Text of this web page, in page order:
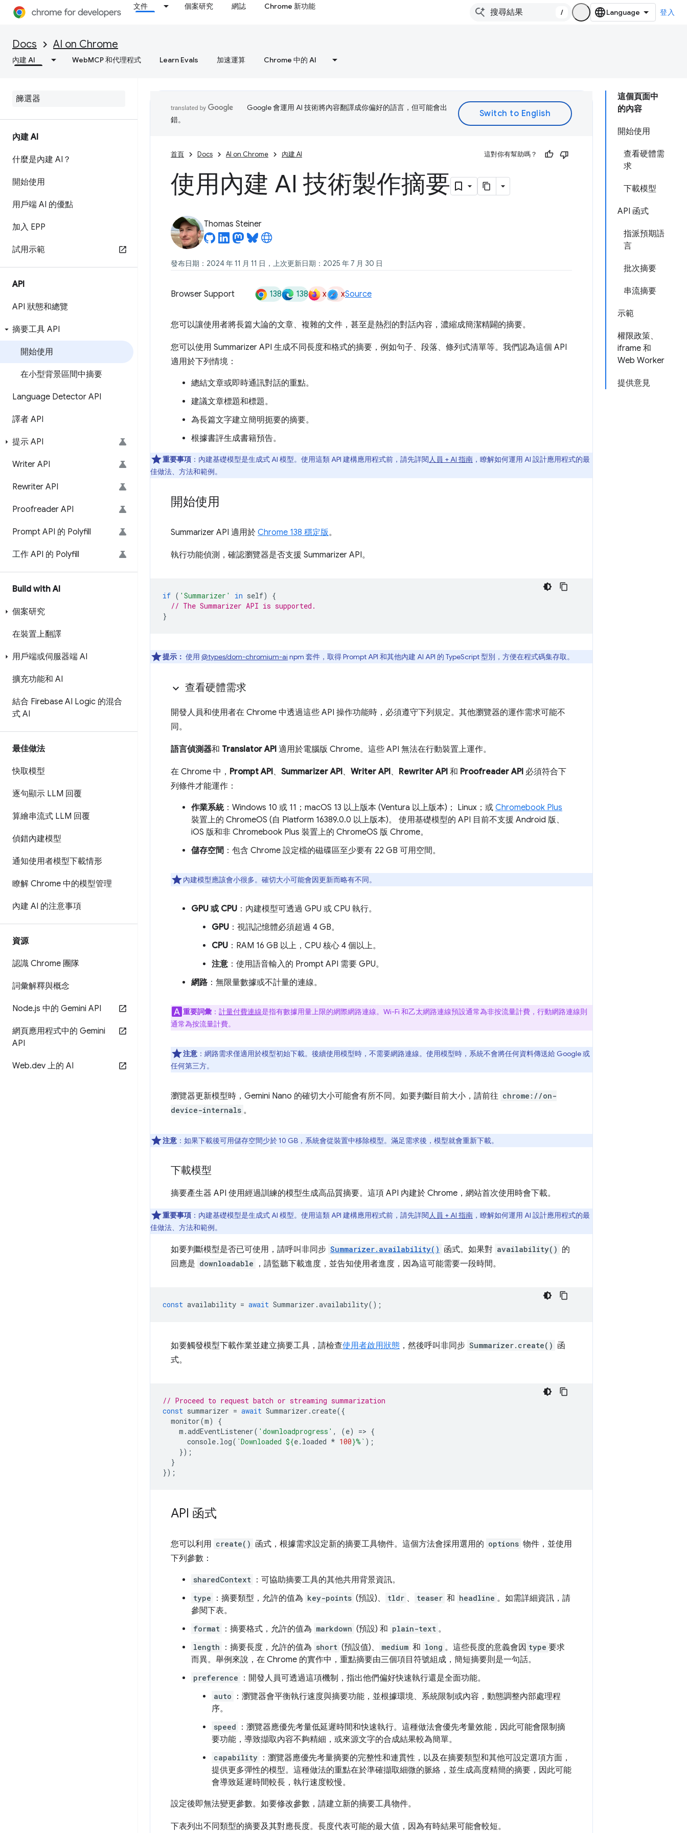
文件 個案研究 網誌 Chrome 新功能
/ 登入
Docs AI on Chrome
內建 AI WebMCP 和代理程式 Learn Evals 加速運算 Chrome 中的 AI
內建 AI
什麼是內建 AI？
開始使用
用戶端 AI 的優點
加入 EPP
試用示範
API
API 狀態和總覽
摘要工具 API
開始使用
在小型背景區間中摘要
Language Detector API
譯者 API
提示 API
Writer API
Rewriter API
Proofreader API
Prompt API 的 Polyfill
工作 API 的 Polyfill
Build with AI
個案研究
在裝置上翻譯
用戶端或伺服器端 AI
擴充功能和 AI
結合 Firebase AI Logic 的混合
式 AI
最佳做法
快取模型
逐句顯示 LLM 回覆
算繪串流式 LLM 回覆
偵錯內建模型
通知使用者模型下載情形
瞭解 Chrome 中的模型管理
內建 AI 的注意事項
資源
認識 Chrome 團隊
詞彙解釋與概念
Node.js 中的 Gemini API
網頁應用程式中的 Gemini
API
Web.dev 上的 AI
這個頁面中
的內容
開始使用
查看硬體需
求
下載模型
API 函式
指派預期語
言
批次摘要
串流摘要
示範
權限政策、
iframe 和
Web Worker
提供意見
Google 會運用 AI 技術將內容翻譯成你偏好的語言，但可能會出
錯。
首頁 Docs AI on Chrome 內建 AI 這對你有幫助嗎？
使用內建 AI 技術製作摘要
Thomas Steiner
發布日期：2024 年 11 月 11 日，上次更新日期：2025 年 7 月 30 日
Browser Support 138 138 x xSource
您可以讓使用者將長篇大論的文章、複雜的文件，甚至是熱烈的對話內容，濃縮成簡潔精闢的摘要。
您可以使用 Summarizer API 生成不同長度和格式的摘要，例如句子、段落、條列式清單等。我們認為這個 API
適用於下列情境：
總結文章或即時通訊對話的重點。
建議文章標題和標題。
為長篇文字建立簡明扼要的摘要。
根據書評生成書籍預告。
重要事項 ：內建基礎模型是生成式 AI 模型。使用這類 API 建構應用程式前，請先詳閱人員 + AI 指南 ，瞭解如何運用 AI 設計應用程式的最
佳做法、方法和範例。
開始使用
Summarizer API 適用於 Chrome 138 穩定版。
執行功能偵測，確認瀏覽器是否支援 Summarizer API。
if ( 'Summarizer' in self)
{
// The Summarizer API is supported.
}
提示： 使用 @types/dom-chromium-ai npm 套件，取得 Prompt API 和其他內建 AI API 的 TypeScript 型別，方便在程式碼集存取。
查看硬體需求
開發人員和使用者在 Chrome 中透過這些 API 操作功能時，必須遵守下列規定。其他瀏覽器的運作需求可能不
同。
語言偵測器和 Translator API 適用於電腦版 Chrome。這些 API 無法在行動裝置上運作。
在 Chrome 中， Prompt API、 Summarizer API、 Writer API、 Rewriter API 和 Proofreader API 必須符合下
列條件才能運作：
作業系統：Windows 10 或 11；macOS 13 以上版本 (Ventura 以上版本)； Linux；或 Chromebook Plus
裝置上的 ChromeOS (自 Platform 16389.0.0 以上版本)。 使用基礎模型的 API 目前不支援 Android 版、
iOS 版和非 Chromebook Plus 裝置上的 ChromeOS 版 Chrome。
儲存空間 ：包含 Chrome 設定檔的磁碟區至少要有 22 GB 可用空間。
內建模型應該會小很多。確切大小可能會因更新而略有不同。
GPU 或 CPU ：內建模型可透過 GPU 或 CPU 執行。
GPU ：視訊記憶體必須超過 4 GB。
CPU ：RAM 16 GB 以上，CPU 核心 4 個以上。
注意：使用語音輸入的 Prompt API 需要 GPU。
網路 ：無限量數據或不計量的連線。
重要詞彙 ： 計量付費連線是指有數據用量上限的網際網路連線。Wi-Fi 和乙太網路連線預設通常為非按流量計費，行動網路連線則
通常為按流量計費。
注意 ：網路需求僅適用於模型初始下載。後續使用模型時，不需要網路連線。使用模型時，系統不會將任何資料傳送給 Google 或
任何第三方。
瀏覽器更新模型時，Gemini Nano 的確切大小可能會有所不同。如要判斷目前大小，請前往 chrome://on-
device-internals 。
注意 ：如果下載後可用儲存空間少於 10 GB，系統會從裝置中移除模型。滿足需求後，模型就會重新下載。
下載模型
摘要產生器 API 使用經過訓練的模型生成高品質摘要。這項 API 內建於 Chrome，網站首次使用時會下載。
重要事項 ：內建基礎模型是生成式 AI 模型。使用這類 API 建構應用程式前，請先詳閱人員 + AI 指南 ，瞭解如何運用 AI 設計應用程式的最
佳做法、方法和範例。
如要判斷模型是否已可使用，請呼叫非同步 Summarizer.availability() 函式。如果對 availability() 的
回應是 downloadable ，請監聽下載進度，並告知使用者進度，因為這可能需要一段時間。
const availability = await Summarizer .availability();
如要觸發模型下載作業並建立摘要工具，請檢查使用者啟用狀態 ，然後呼叫非同步 Summarizer.create() 函
式。
// Proceed to request batch or streaming summarization
const summarizer = await Summarizer .create({
monitor(m)
{
m .addEventListener( 'downloadprogress' , (e) => {
console. log( `Downloaded ${e. loaded * 100}%` );
});
}
});
API 函式
您可以利用 create() 函式，根據需求設定新的摘要工具物件。這個方法會採用選用的 options 物件，並使用
下列參數：
sharedContext ：可協助摘要工具的其他共用背景資訊。
type ：摘要類型，允許的值為 key-points (預設)、 tldr 、 teaser 和 headline 。如需詳細資訊，請
參閱下表。
format ：摘要格式，允許的值為 markdown (預設) 和 plain-text 。
length ：摘要長度，允許的值為 short (預設值)、 medium 和 long 。這些長度的意義會因 type 要求
而異。舉例來說，在 Chrome 的實作中，重點摘要由三個項目符號組成，簡短摘要則是一句話。
preference ：開發人員可透過這項機制，指出他們偏好快速執行還是全面功能。
auto
：瀏覽器會平衡執行速度與摘要功能，並根據環境、系統限制或內容，動態調整內部處理程
序。
speed
：瀏覽器應優先考量低延遲時間和快速執行。這種做法會優先考量效能，因此可能會限制摘
要功能，導致擷取內容不夠精細，或來源文字的合成結果較為簡單。
capability ：瀏覽器應優先考量摘要的完整性和連貫性，以及在摘要類型和其他可設定選項方面，
提供更多彈性的模型。這種做法的重點在於準確擷取細微的脈絡，並生成高度精簡的摘要，因此可能
會導致延遲時間較長，執行速度較慢。
設定後即無法變更參數。如要修改參數，請建立新的摘要工具物件。
下表列出不同類型的摘要及其對應長度。長度代表可能的最大值，因為有時結果可能會較短。